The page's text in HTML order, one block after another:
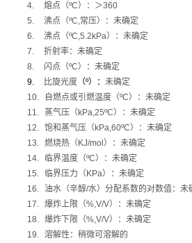
4.
熔点（ºC）：＞360
5.
沸点（ºC,常压）：未确定
6.
沸点（ºC,5.2kPa）：未确定
7.
折射率：未确定
8.
闪点（ºC）：未确定
9.
比旋光度 （º）： 未确定
10.
自燃点或引燃温度（ºC）：未确定
11.
蒸气压（ kPa,25ºC）：未确定
12. 饱和蒸气压（ kPa,60ºC）：未确定
13. 燃烧热（ KJ/mol ）：未确定
14.
临界温度（ºC）：未确定
15.
临界压力（ KPa）：未确定
16. 油水（辛醇/水）分配系数的对数值：未
17. 爆炸上限（%,V/V）：未确定
18. 爆炸下限（%,V/V）：未确定
19. 溶解性：稍微可溶解的